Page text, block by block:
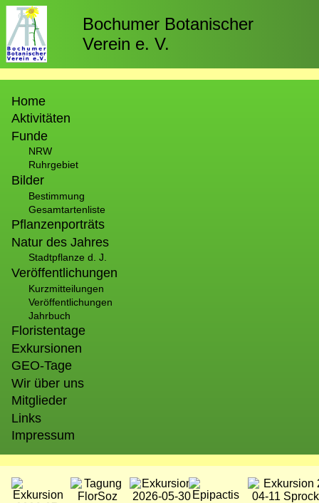
Direkt
zum
Inhalt
Bochumer Botanischer
Verein e. V.
Home
Aktivitäten
Funde
NRW
Ruhrgebiet
Bilder
Bestimmung
Gesamtartenliste
Pflanzenporträts
Natur des Jahres
Stadtpflanze d. J.
Veröffentlichungen
Kurzmitteilungen
Veröffentlichungen
Jahrbuch
Floristentage
Exkursionen
GEO-Tage
Wir über uns
Mitglieder
Links
Impressum
Bild Bild Bild Bild Bild